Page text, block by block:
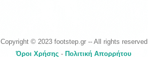
Copyright © 2023 footstep.gr -- All rights reserved
Όροι Χρήσης - Πολιτική Απορρήτου